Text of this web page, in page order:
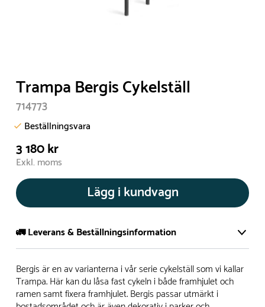
Trampa Bergis Cykelställ
714773
Beställningsvara
3 180 kr
Exkl. moms
Lägg i kundvagn
🚛 Leverans & Beställningsinformation
Normalt sätt tillverkar vi alla produkter efter beställning.
Detta gör vi för att garantera att du inte ska få en produkt
som legat på en hylla under längre tid och därför förkortat
Bergis är en av varianterna i vår serie cykelställ som vi kallar
Trampa. Här kan du låsa fast cykeln i både framhjulet och
ramen samt fixera framhjulet. Bergis passar utmärkt i